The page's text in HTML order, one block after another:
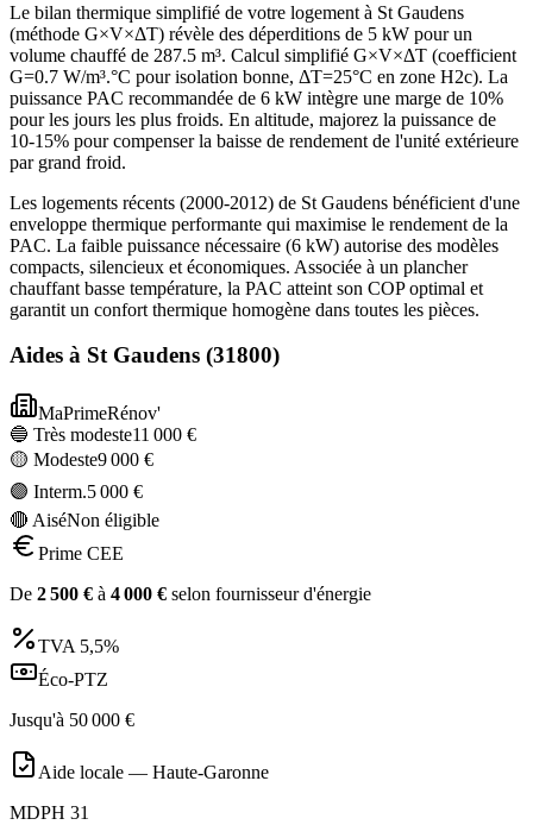
Le bilan thermique simplifié de votre logement à St Gaudens
(méthode G×V×ΔT) révèle des déperditions de 5 kW pour un
volume chauffé de 287.5 m³. Calcul simplifié G×V×ΔT (coefficient
G=0.7 W/m³.°C pour isolation bonne, ΔT=25°C en zone H2c). La
puissance PAC recommandée de 6 kW intègre une marge de 10%
pour les jours les plus froids. En altitude, majorez la puissance de
10-15% pour compenser la baisse de rendement de l'unité extérieure
par grand froid.
Les logements récents (2000-2012) de St Gaudens bénéficient d'une
enveloppe thermique performante qui maximise le rendement de la
PAC. La faible puissance nécessaire (6 kW) autorise des modèles
compacts, silencieux et économiques. Associée à un plancher
chauffant basse température, la PAC atteint son COP optimal et
garantit un confort thermique homogène dans toutes les pièces.
Aides à St Gaudens (31800)
MaPrimeRénov'
🔵 Très modeste11 000 €
🟡 Modeste9 000 €
🟣 Interm.5 000 €
🔴 AiséNon éligible
Prime CEE
De 2 500 € à 4 000 € selon fournisseur d'énergie
TVA 5,5%
Éco-PTZ
Jusqu'à 50 000 €
Aide locale — Haute-Garonne
MDPH 31